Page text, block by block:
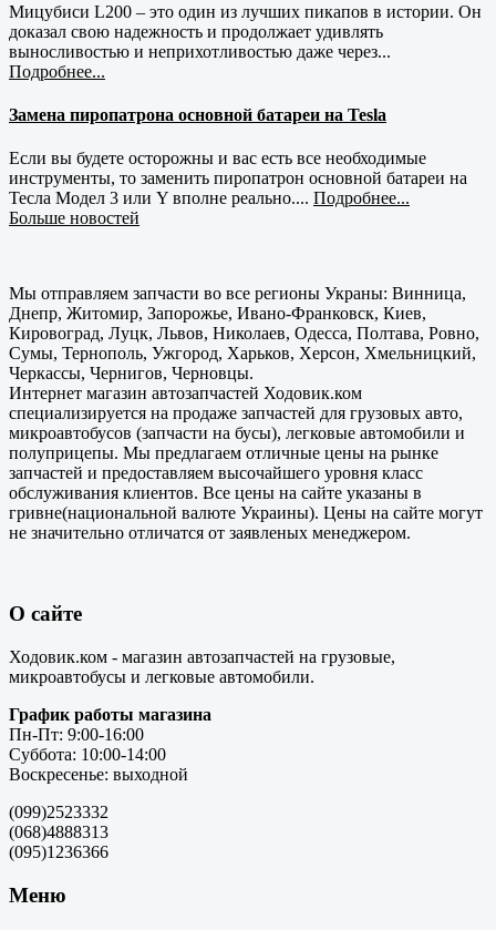
Мицубиси L200 – это один из лучших пикапов в истории. Он
доказал свою надежность и продолжает удивлять
выносливостью и неприхотливостью даже через...
Подробнее...
Замена пиропатрона основной батареи на Tesla
Если вы будете осторожны и вас есть все необходимые
инструменты, то заменить пиропатрон основной батареи на
Тесла Модел 3 или Y вполне реально.... Подробнее...
Больше новостей
Мы отправляем запчасти во все регионы Украны: Винница,
Днепр, Житомир, Запорожье, Ивано-Франковск, Киев,
Кировоград, Луцк, Львов, Николаев, Одесса, Полтава, Ровно,
Сумы, Тернополь, Ужгород, Харьков, Херсон, Хмельницкий,
Черкассы, Чернигов, Черновцы.
Интернет магазин автозапчастей Ходовик.ком
специализируется на продаже запчастей для грузовых авто,
микроавтобусов (запчасти на бусы), легковые автомобили и
полуприцепы. Мы предлагаем отличные цены на рынке
запчастей и предоставляем высочайшего уровня класс
обслуживания клиентов. Все цены на сайте указаны в
гривне(национальной валюте Украины). Цены на сайте могут
не значительно отличатся от заявленых менеджером.
О сайте
Ходовик.ком - магазин автозапчастей на грузовые,
микроавтобусы и легковые автомобили.
График работы магазина
Пн-Пт: 9:00-16:00
Суббота: 10:00-14:00
Воскресенье: выходной
(099)2523332
(068)4888313
(095)1236366
Меню